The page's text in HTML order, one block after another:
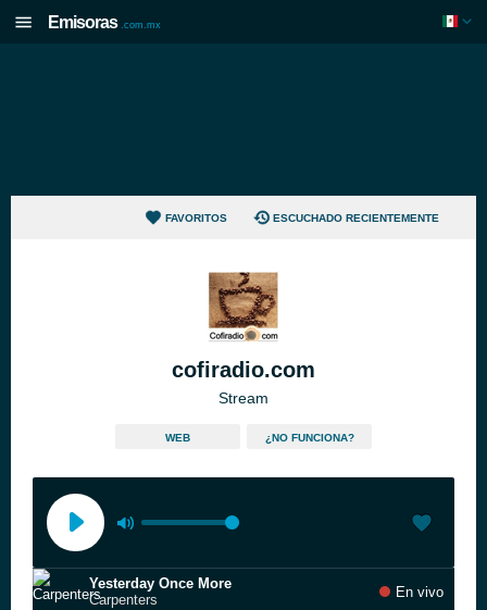
Emisoras .com.mx
FAVORITOS ESCUCHADO RECIENTEMENTE
cofiradio.com
Stream
WEB ¿NO FUNCIONA?
Yesterday Once More
Carpenters
En vivo